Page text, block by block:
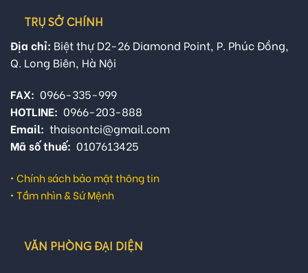
TRỤ SỞ CHÍNH
Địa chỉ: Biệt thự D2-26 Diamond Point, P. Phúc Đồng,
Q. Long Biên, Hà Nội
FAX: 0966-335-999
HOTLINE: 0966-203-888
Email: thaisontci@gmail.com
Mã số thuế: 0107613425
• Chính sách bảo mật thông tin
• Tầm nhìn & Sứ Mệnh
VĂN PHÒNG ĐẠI DIỆN